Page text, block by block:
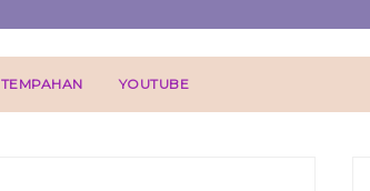
TEMPAHAN YOUTUBE